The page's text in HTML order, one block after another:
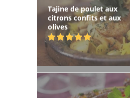
Tajine de poulet aux
citrons confits et aux
olives